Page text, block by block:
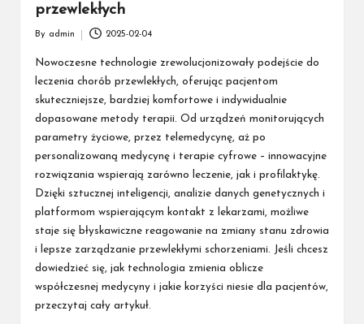
przewlekłych
by
By admin 2025-02-04
Nowoczesne technologie zrewolucjonizowały podejście do
leczenia chorób przewlekłych, oferując pacjentom
skuteczniejsze, bardziej komfortowe i indywidualnie
dopasowane metody terapii. Od urządzeń monitorujących
parametry życiowe, przez telemedycynę, aż po
personalizowaną medycynę i terapie cyfrowe – innowacyjne
rozwiązania wspierają zarówno leczenie, jak i profilaktykę.
Dzięki sztucznej inteligencji, analizie danych genetycznych i
platformom wspierającym kontakt z lekarzami, możliwe
staje się błyskawiczne reagowanie na zmiany stanu zdrowia
i lepsze zarządzanie przewlekłymi schorzeniami. Jeśli chcesz
dowiedzieć się, jak technologia zmienia oblicze
współczesnej medycyny i jakie korzyści niesie dla pacjentów,
przeczytaj cały artykuł.